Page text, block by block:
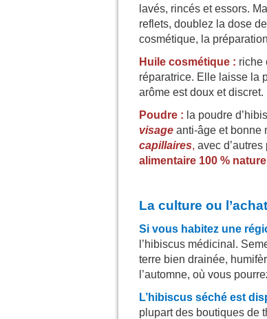
lavés, rincés et essors.
reflets, doublez la dose
cosmétique, la
Huile cosmétique : riche
réparatrice. Elle laisse la
arôme est doux et discret.
Poudre : la poudre
visage anti-âge et bonne
capillaires, avec
alimentaire 100 %
La culture ou
Si vous habitez une
l’hibiscus médicinal.
terre bien drainée,
l’automne, où vous
L’hibiscus séché est
plupart des boutiques de